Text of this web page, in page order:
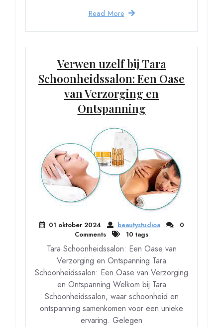
Read More
Verwen uzelf bij Tara
Schoonheidssalon: Een Oase
van Verzorging en
Ontspanning
01 oktober 2024 beautystudioa
0
Comments
10 tags
Tara Schoonheidssalon: Een Oase van
Verzorging en Ontspanning Tara
Schoonheidssalon: Een Oase van Verzorging
en Ontspanning Welkom bij Tara
Schoonheidssalon, waar schoonheid en
ontspanning samenkomen voor een unieke
ervaring. Gelegen